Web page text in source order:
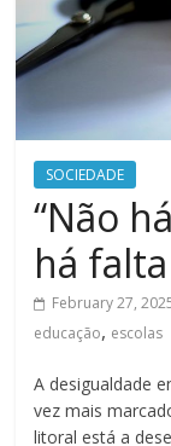
SOCIEDADE
“Não
há
February 27,
educação, escolas
A desigualdade
vez mais
litoral está a